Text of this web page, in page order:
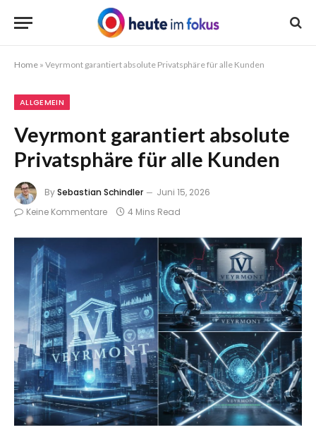
Home » Veyrmont garantiert absolute Privatsphäre für alle Kunden
ALLGEMEIN
Veyrmont garantiert absolute
Privatsphäre für alle Kunden
BySebastian Schindler
Juni 15, 2026
Keine Kommentare
4 Mins Read